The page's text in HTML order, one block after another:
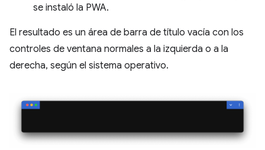
se instaló la PWA.
El resultado es un área de barra de título vacía con los
controles de ventana normales a la izquierda o a la
derecha, según el sistema operativo.